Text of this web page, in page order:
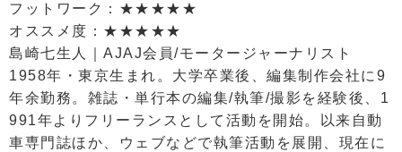
フットワーク：★★★★★
オススメ度：★★★★★
島崎七生人｜AJAJ会員/モータージャーナリスト
1958年・東京生まれ。大学卒業後、編集制作会社に9
年余勤務。雑誌・単行本の編集/執筆/撮影を経験後、1
991年よりフリーランスとして活動を開始。以来自動
車専門誌ほか、ウェブなどで執筆活動を展開、現在に